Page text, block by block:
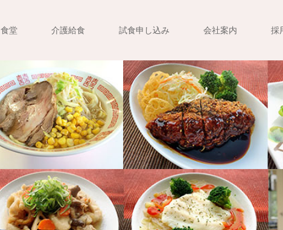
食堂 介護給食 試食申し込み 会社案内 採